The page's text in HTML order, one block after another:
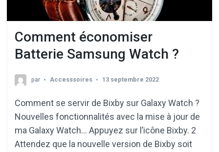
Comment économiser
Batterie Samsung Watch ?
par Accesssoires 13 septembre 2022
Comment se servir de Bixby sur Galaxy Watch ?
Nouvelles fonctionnalités avec la mise à jour de
ma Galaxy Watch… Appuyez sur l’icône Bixby. 2
Attendez que la nouvelle version de Bixby soit